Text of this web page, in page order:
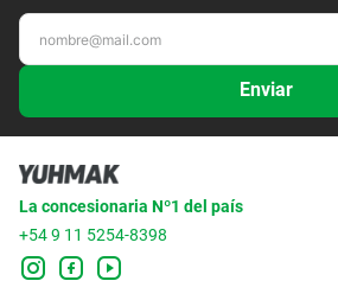
Enviar
La concesionaria Nº1 del país
+54 9 11 5254-8398